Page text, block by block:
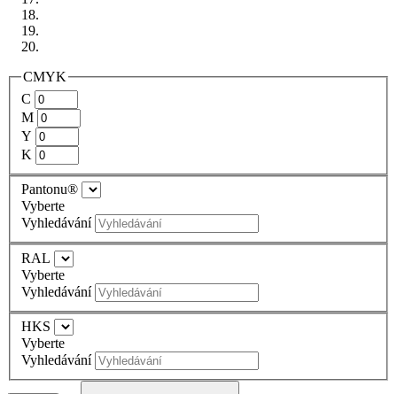
CMYK
C
M
Y
K
Pantonu®
Vyberte
Vyhledávání
RAL
Vyberte
Vyhledávání
HKS
Vyberte
Vyhledávání